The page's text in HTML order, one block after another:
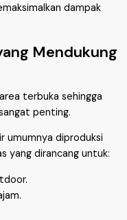
dampak
Mendukung
terbuka sehingga
penting.
umumnya diproduksi
yang dirancang untuk: